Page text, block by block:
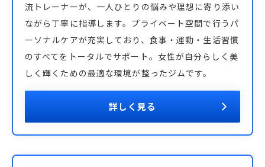
流トレーナーが、一人ひとりの悩みや理想に寄り添い
ながら丁寧に指導します。プライベート空間で行うパ
ーソナルケアが充実しており、食事・運動・生活習慣
のすべてをトータルでサポート。女性が自分らしく美
しく輝くための最適な環境が整ったジムです。
詳しく見る